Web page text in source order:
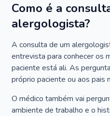
Como é a
alergologista?
A consulta de um
entrevista para conhecer os
paciente está ali. As
próprio paciente ou aos pais
O médico também vai
ambiente de trabalho e o